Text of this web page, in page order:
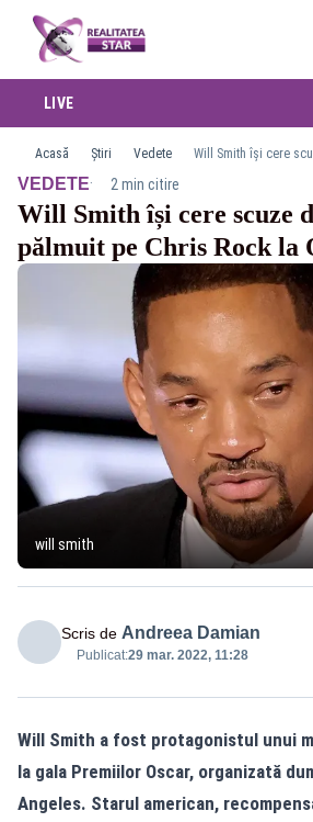
LIVE
Acasă Știri Vedete
VEDETE· 2 min citire
Will Smith își cere scuze
pălmuit pe Chris Rock la
will smith
Scris de Andreea Damian
Publicat:29 mar. 2022, 11:28
Will Smith a fost protagonistul unui
la gala Premiilor Oscar, organizată
Angeles. Starul american,